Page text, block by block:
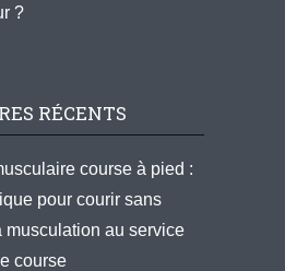
?
RÉCENTS
course à pied :
pour courir sans
musculation au service
course